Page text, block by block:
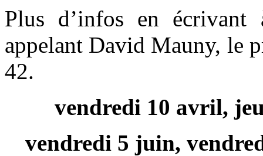
Plus d’infos en
appelant David Mauny, le
42.
vendredi 10 avril,
vendredi 5 juin,